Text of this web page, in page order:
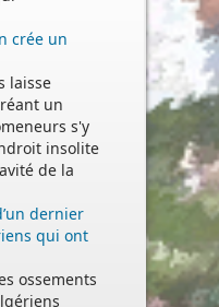
crée un
laisse
un
s'y
insolite
de la
dernier
qui ont
ossements